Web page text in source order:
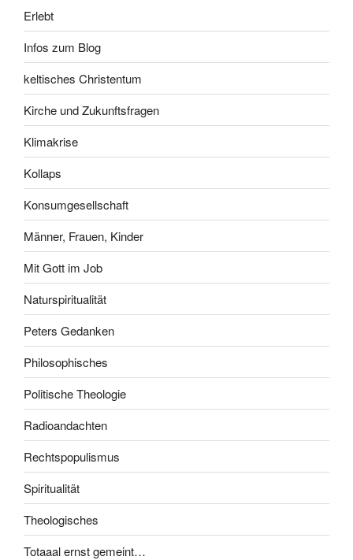
Erlebt
Infos zum Blog
keltisches Christentum
Kirche und Zukunftsfragen
Klimakrise
Kollaps
Konsumgesellschaft
Männer, Frauen, Kinder
Mit Gott im Job
Naturspiritualität
Peters Gedanken
Philosophisches
Politische Theologie
Radioandachten
Rechtspopulismus
Spiritualität
Theologisches
Totaaal ernst gemeint…